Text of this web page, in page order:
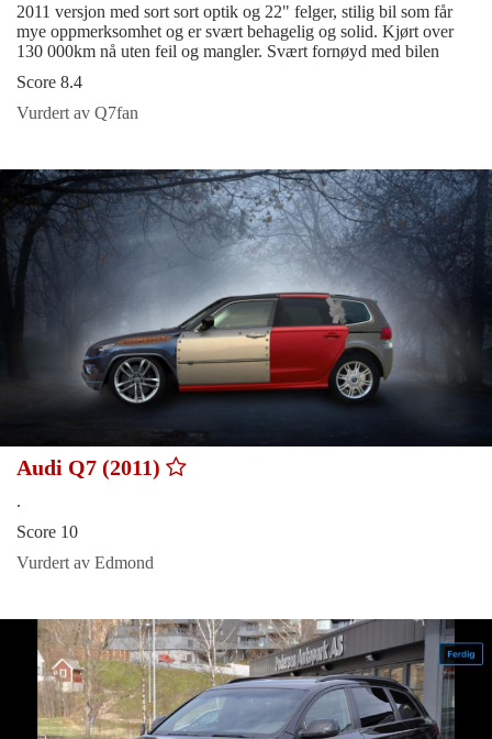
2011 versjon med sort sort optik og 22" felger, stilig bil som får
mye oppmerksomhet og er svært behagelig og solid. Kjørt over
130 000km nå uten feil og mangler. Svært fornøyd med bilen
Score 8.4
Vurdert av Q7fan
Audi Q7 (2011)
.
Score 10
Vurdert av Edmond